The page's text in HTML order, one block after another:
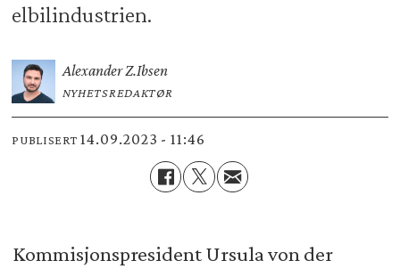
elbilindustrien.
Alexander Z.Ibsen
NYHETSREDAKTØR
PUBLISERT 14.09.2023 - 11:46
Kommisjonspresident Ursula von der